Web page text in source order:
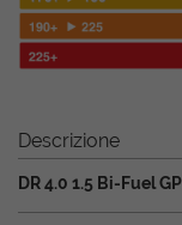
Descrizione
DR 4.0 1.5 Bi-Fuel